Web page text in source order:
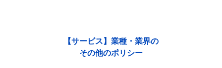
【サービス】業種・業界の
その他のポリシー